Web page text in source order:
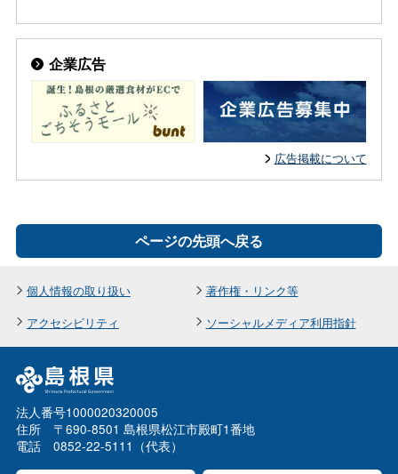
企業広告
広告掲載について
ページの先頭へ戻る
個人情報の取り扱い
著作権・リンク等
アクセシビリティ
ソーシャルメディア利用指針
法人番号1000020320005
住所 〒690-8501 島根県松江市殿町1番地
電話 0852-22-5111（代表）